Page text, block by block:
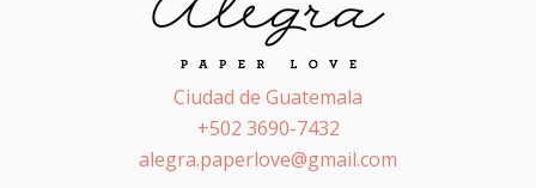
Ciudad de Guatemala
+502 3690-7432
alegra.paperlove@gmail.com